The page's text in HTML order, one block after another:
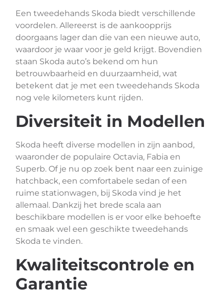
Een tweedehands Skoda biedt verschillende
voordelen. Allereerst is de aankoopprijs
doorgaans lager dan die van een nieuwe auto,
waardoor je waar voor je geld krijgt. Bovendien
staan Skoda auto’s bekend om hun
betrouwbaarheid en duurzaamheid, wat
betekent dat je met een tweedehands Skoda
nog vele kilometers kunt rijden.
Diversiteit in Modellen
Skoda heeft diverse modellen in zijn aanbod,
waaronder de populaire Octavia, Fabia en
Superb. Of je nu op zoek bent naar een zuinige
hatchback, een comfortabele sedan of een
ruime stationwagen, bij Skoda vind je het
allemaal. Dankzij het brede scala aan
beschikbare modellen is er voor elke behoefte
en smaak wel een geschikte tweedehands
Skoda te vinden.
Kwaliteitscontrole en
Garantie